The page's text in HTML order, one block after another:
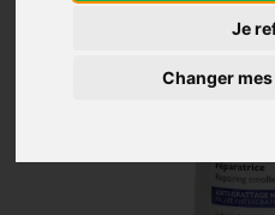
Je
Changer